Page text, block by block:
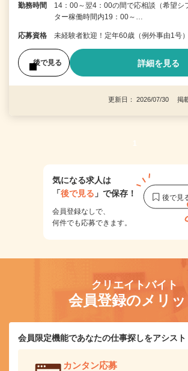
勤務時間
14：00～翌4：00の間で応相談（希望シ
ター稼働時間内19：00～…
応募資格 未経験者歓迎！定年60歳（例外事由1号）
後で見る 詳細を見る
更新日： 2026/07/30 掲
1
気になる求人は
「後で見る 」で保存！
会員登録なしで、
何件でも応募できます。
クリエイトバイト
会員登録のメリッ
会員限定機能であなたの仕事探しをアシスト
カンタン応募